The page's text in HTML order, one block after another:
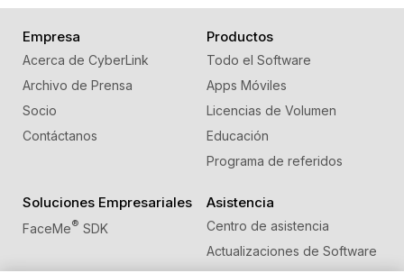
Empresa
Acerca de CyberLink
Archivo de Prensa
Socio
Contáctanos
Productos
Todo el Software
Apps Móviles
Licencias de Volumen
Educación
Programa de referidos
Soluciones Empresariales
FaceMe® SDK
Asistencia
Centro de asistencia
Actualizaciones de Software